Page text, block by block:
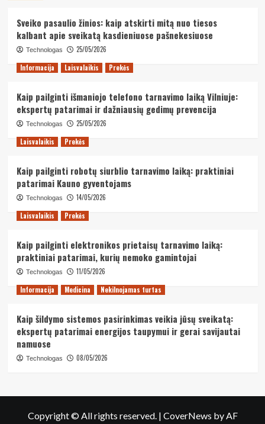
Sveiko pasaulio žinios: kaip atskirti mitą nuo tiesos
kalbant apie sveikatą kasdieniuose pašnekesiuose
Technologas
25/05/2026
Informacija
Laisvalaikis Prekės
Kaip pailginti išmaniojo telefono tarnavimo laiką Vilniuje:
ekspertų patarimai ir dažniausių gedimų prevencija
Technologas
25/05/2026
Laisvalaikis
Prekės
Kaip pailginti robotų siurblio tarnavimo laiką: praktiniai
patarimai Kauno gyventojams
Technologas
14/05/2026
Laisvalaikis
Prekės
Kaip pailginti elektronikos prietaisų tarnavimo laiką:
praktiniai patarimai, kurių nemoko gamintojai
Technologas
11/05/2026
Informacija
Medicina Nekilnojamas turtas
Kaip šildymo sistemos pasirinkimas veikia jūsų sveikatą:
ekspertų patarimai energijos taupymui ir gerai savijautai
namuose
Technologas 08/05/2026
Copyright © All rights reserved. | CoverNews by AF